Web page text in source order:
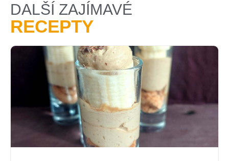
DALŠÍ ZAJÍMAVÉ
RECEPTY